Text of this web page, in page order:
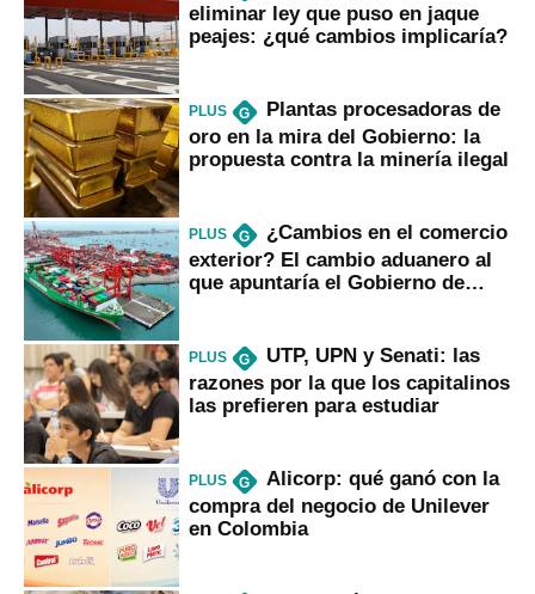
eliminar ley que puso en jaque
peajes: ¿qué cambios implicaría?
PLUS G
Plantas procesadoras de
oro en la mira del Gobierno: la
propuesta contra la minería ilegal
PLUS G
¿Cambios en el comercio
exterior? El cambio aduanero al
que apuntaría el Gobierno de
PLUS G
UTP, UPN y Senati: las
razones por la que los capitalinos
las prefieren para estudiar
PLUS G
Alicorp: qué ganó con la
compra del negocio de Unilever
en Colombia